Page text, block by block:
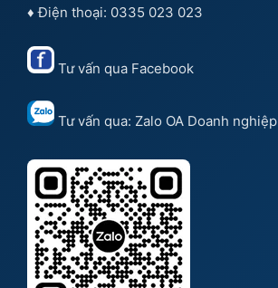
♦ Điện thoại: 0335 023 023
Tư vấn qua Facebook
Tư vấn qua: Zalo OA Doanh nghiệp